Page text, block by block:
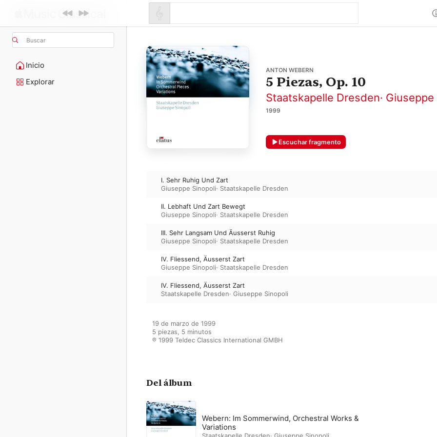
Buscar
Inicio
Explorar
ANTON WEBERN
5 Piezas, Op. 10
Staatskapelle Dresden· Giuseppe
1999
Escuchar fragmento
I. Sehr Ruhig Und Zart
Giuseppe Sinopoli· Staatskapelle Dresden
II. Lebhaft Und Zart Bewegt
Giuseppe Sinopoli· Staatskapelle Dresden
III. Sehr Langsam Und Äusserst Ruhig
Giuseppe Sinopoli· Staatskapelle Dresden
IV. Fliessend, Äusserst Zart
Giuseppe Sinopoli· Staatskapelle Dresden
IV. Fliessend, Äusserst Zart
Staatskapelle Dresden· Giuseppe Sinopoli
19 de marzo de 1999
5 piezas, 5 minutos
℗ 1999 Teldec Classics International GMBH
Del álbum
Webern: Im Sommerwind, Orchestral Works &
Variations